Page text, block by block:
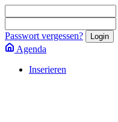
Passwort vergessen?
Agenda
Inserieren